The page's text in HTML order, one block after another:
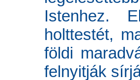
Istenhez.
holttestét,
földi
felnyitják